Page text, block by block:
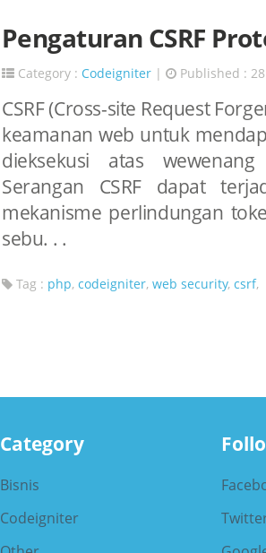
Pengaturan CSRF
Category : Codeigniter | Published :
CSRF (Cross-site Request
keamanan web untuk
dieksekusi atas
Serangan CSRF dapat
mekanisme perlindungan
sebu. . .
Tag : php, codeigniter, web security, csrf,
Category
Bisnis
Codeigniter